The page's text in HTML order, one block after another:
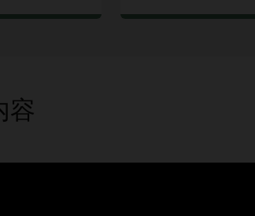
容
すべての機能に加えて、次の拡張機能が含まれて